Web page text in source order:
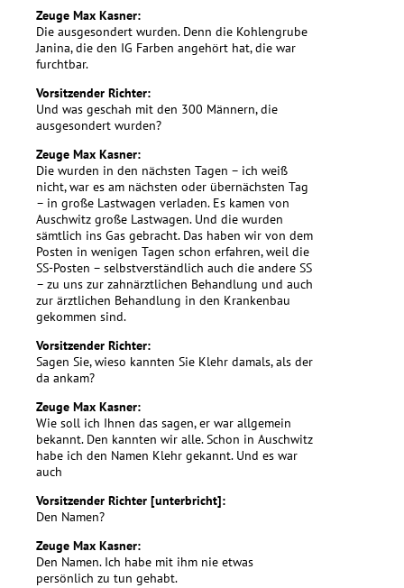
Zeuge Max Kasner:
Die ausgesondert wurden. Denn die Kohlengrube
Janina, die den IG Farben angehört hat, die war
furchtbar.
Vorsitzender Richter:
Und was geschah mit den 300 Männern, die
ausgesondert wurden?
Zeuge Max Kasner:
Die wurden in den nächsten Tagen – ich weiß
nicht, war es am nächsten oder übernächsten Tag
– in große Lastwagen verladen. Es kamen von
Auschwitz große Lastwagen. Und die wurden
sämtlich ins Gas gebracht. Das haben wir von dem
Posten in wenigen Tagen schon erfahren, weil die
SS-Posten – selbstverständlich auch die andere SS
– zu uns zur zahnärztlichen Behandlung und auch
zur ärztlichen Behandlung in den Krankenbau
gekommen sind.
Vorsitzender Richter:
Sagen Sie, wieso kannten Sie Klehr damals, als der
da ankam?
Zeuge Max Kasner:
Wie soll ich Ihnen das sagen, er war allgemein
bekannt. Den kannten wir alle. Schon in Auschwitz
habe ich den Namen Klehr gekannt. Und es war
auch
Vorsitzender Richter [unterbricht]:
Den Namen?
Zeuge Max Kasner:
Den Namen. Ich habe mit ihm nie etwas
persönlich zu tun gehabt.